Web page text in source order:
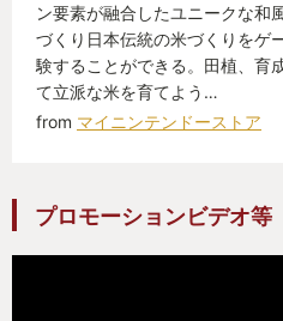
ン要素が融合したユニークな和
づくり日本伝統の米づくりをゲ
験することができる。田植、育
て立派な米を育てよう…
from マイニンテンドーストア
プロモーションビデオ等